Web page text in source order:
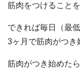
筋肉をつけること
できれば毎日（最
3ヶ月で筋肉がつき
筋肉がつき始めた